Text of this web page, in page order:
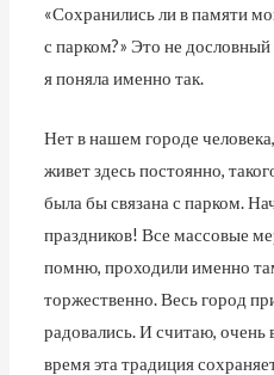
«Сохранились ли в памяти
с парком?» Это не
я поняла именно так.
Нет в нашем городе
живет здесь постоянно,
была бы связана с парком.
праздников! Все массовые
помню, проходили именно
торжественно. Весь город
радовались. И считаю,
время эта традиция